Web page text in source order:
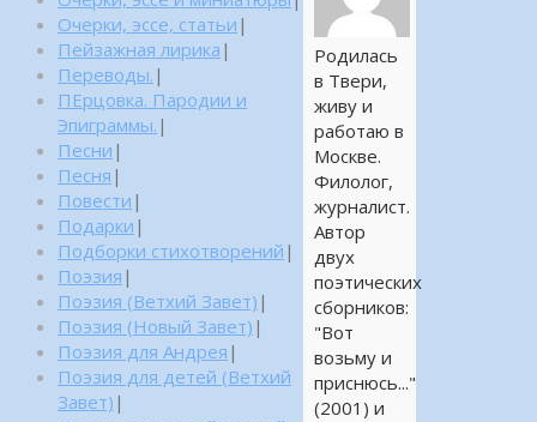
Родилась
в Твери,
живу и
работаю в
Москве.
Филолог,
журналист.
Автор
двух
поэтических
сборников:
"Вот
возьму и
приснюсь..."
(2001) и
Очерки, эссе, статьи |
Пейзажная лирика |
Переводы. |
ПЕрцовка. Пародии и
Эпиграммы. |
Песни |
Песня |
Повести |
Подарки |
Подборки стихотворений |
Поэзия |
Поэзия (Ветхий Завет) |
Поэзия (Новый Завет) |
Поэзия для Андрея |
Поэзия для детей (Ветхий
Завет) |